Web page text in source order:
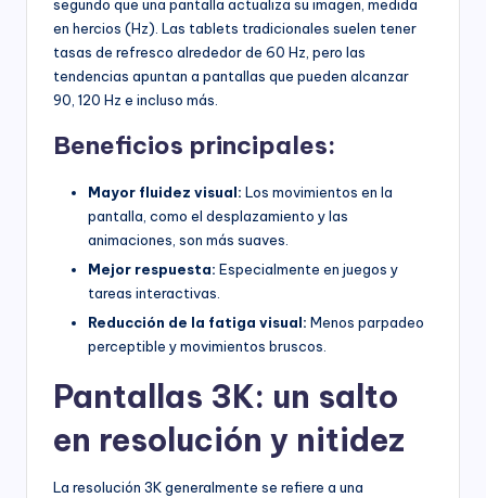
segundo que una pantalla actualiza su imagen, medida
en hercios (Hz). Las tablets tradicionales suelen tener
tasas de refresco alrededor de 60 Hz, pero las
tendencias apuntan a pantallas que pueden alcanzar
90, 120 Hz e incluso más.
Beneficios principales:
Mayor fluidez visual: Los movimientos en la
pantalla, como el desplazamiento y las
animaciones, son más suaves.
Mejor respuesta: Especialmente en juegos y
tareas interactivas.
Reducción de la fatiga visual: Menos parpadeo
perceptible y movimientos bruscos.
Pantallas 3K: un salto
en resolución y nitidez
La resolución 3K generalmente se refiere a una